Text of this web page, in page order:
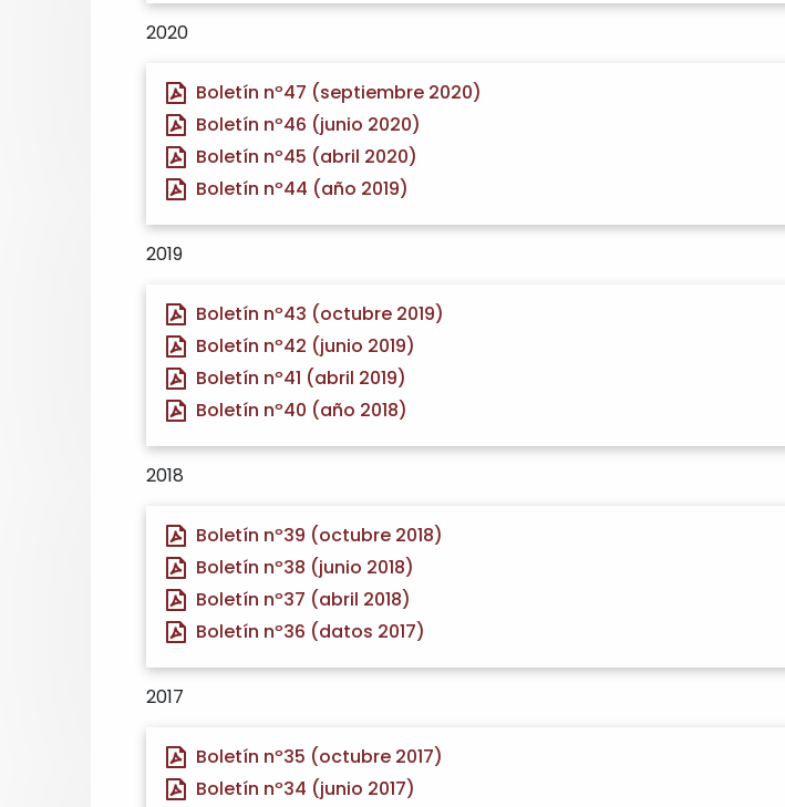
2020
Boletín nº47 (septiembre 2020)
Boletín nº46 (junio 2020)
Boletín nº45 (abril 2020)
Boletín nº44 (año 2019)
2019
Boletín nº43 (octubre 2019)
Boletín nº42 (junio 2019)
Boletín nº41 (abril 2019)
Boletín nº40 (año 2018)
2018
Boletín nº39 (octubre 2018)
Boletín nº38 (junio 2018)
Boletín nº37 (abril 2018)
Boletín nº36 (datos 2017)
2017
Boletín nº35 (octubre 2017)
Boletín nº34 (junio 2017)